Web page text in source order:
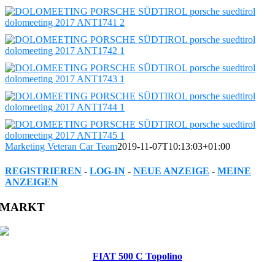
Marketing Veteran Car Team2019-11-07T10:13:03+01:00
REGISTRIEREN - LOG-IN - NEUE ANZEIGE - MEINE
ANZEIGEN
Facebook
Twitter
Reddit
LinkedIn
WhatsApp
Tumblr
Pinterest
Vk
Xing
Email
MARKT
FIAT 500 C Topolino